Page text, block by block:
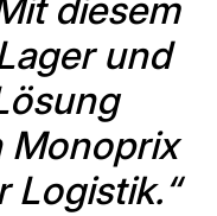
diesem
und
Monoprix
Logistik.“